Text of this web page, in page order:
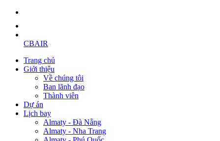
CBAIR
Trang chủ
Giới thiệu
Về chúng tôi
Ban lãnh đạo
Thành viên
Dự án
Lịch bay
Almaty - Đà Nẵng
Almaty - Nha Trang